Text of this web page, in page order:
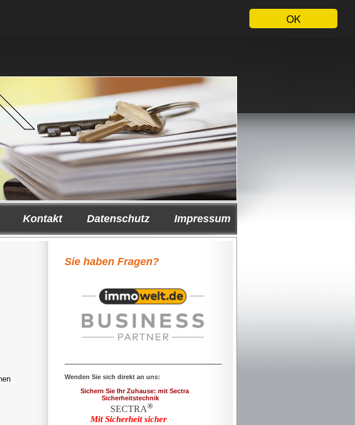
OK
Kontakt Datenschutz Impressum
Sie haben Fragen?
Wenden Sie sich direkt an uns:
Sichern Sie Ihr Zuhause: mit Sectra
Sicherheitstechnik
SECTRA®
Mit Sicherheit sicher